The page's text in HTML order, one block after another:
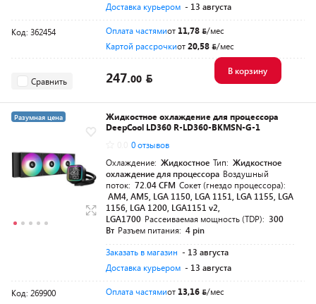
Доставка курьером - 13 августа
Код: 362454 Оплата частямиот 11,78
/мес
Картой рассрочкиот20,58 /мес
Сравнить 247.00
В корзину
Разумная цена
Жидкостное охлаждение для процессора
DeepCool LD360 R-LD360-BKMSN-G-1
0 отзывов
Охлаждение: Жидкостное Тип: Жидкостное
охлаждение для процессора Воздушный
поток: 72.04 CFM Сокет (гнездо процессора):
AM4, AM5, LGA 1150, LGA 1151, LGA 1155, LGA
1156, LGA 1200, LGA1151 v2,
LGA1700 Рассеиваемая мощность (TDP): 300
Вт Разъем питания: 4 pin
Заказать в магазин - 13 августа
Доставка курьером - 13 августа
Код: 269900 Оплата частямиот 13,16
/мес